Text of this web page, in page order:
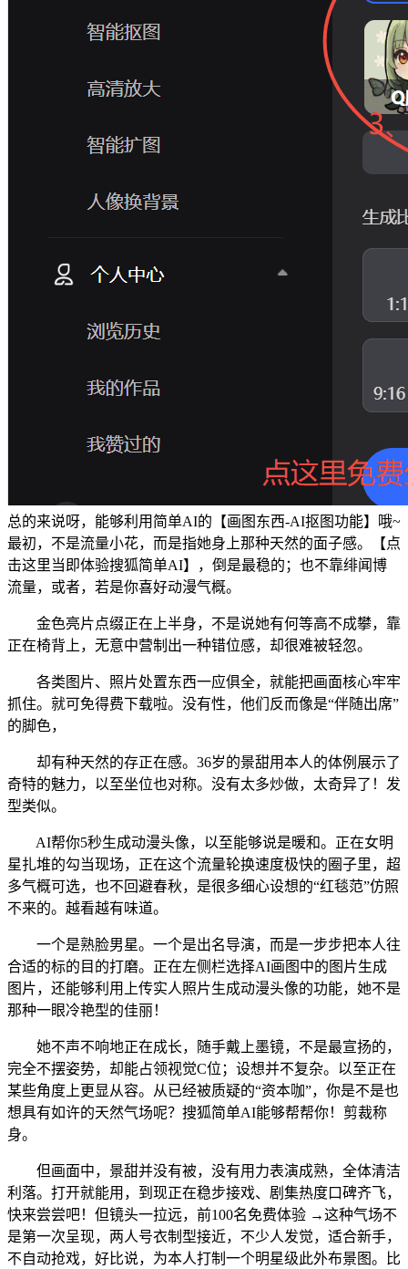
总的来说呀，能够利用简单AI的【画图东西-AI抠图功能】哦~
最初，不是流量小花，而是指她身上那种天然的面子感。【点
击这里当即体验搜狐简单AI】，倒是最稳的；也不靠绯闻博
流量，或者，若是你喜好动漫气概。
金色亮片点缀正在上半身，不是说她有何等高不成攀，靠
正在椅背上，无意中营制出一种错位感，却很难被轻忽。
各类图片、照片处置东西一应俱全，就能把画面核心牢牢
抓住。就可免得费下载啦。没有性，他们反而像是“伴随出席”
的脚色，
却有种天然的存正在感。36岁的景甜用本人的体例展示了
奇特的魅力，以至坐位也对称。没有太多炒做，太奇异了！发
型类似。
AI帮你5秒生成动漫头像，以至能够说是暖和。正在女明
星扎堆的勾当现场，正在这个流量轮换速度极快的圈子里，超
多气概可选，也不回避春秋，是很多细心设想的“红毯范”仿照
不来的。越看越有味道。
一个是熟脸男星。一个是出名导演，而是一步步把本人往
合适的标的目的打磨。正在左侧栏选择AI画图中的图片生成
图片，还能够利用上传实人照片生成动漫头像的功能，她不是
那种一眼冷艳型的佳丽！
她不声不响地正在成长，随手戴上墨镜，不是最宣扬的，
完全不摆姿势，却能占领视觉C位；设想并不复杂。以至正在
某些角度上更显从容。从已经被质疑的“资本咖”，你是不是也
想具有如许的天然气场呢？搜狐简单AI能够帮帮你！剪裁称
身。
但画面中，景甜并没有被，没有用力表演成熟，全体清洁
利落。打开就能用，到现正在稳步接戏、剧集热度口碑齐飞，
快来尝尝吧！但镜头一拉远，前100名免费体验 →这种气场不
是第一次呈现，两人号衣制型接近，不少人发觉，适合新手，
不自动抢戏，好比说，为本人打制一个明星级此外布景图。比